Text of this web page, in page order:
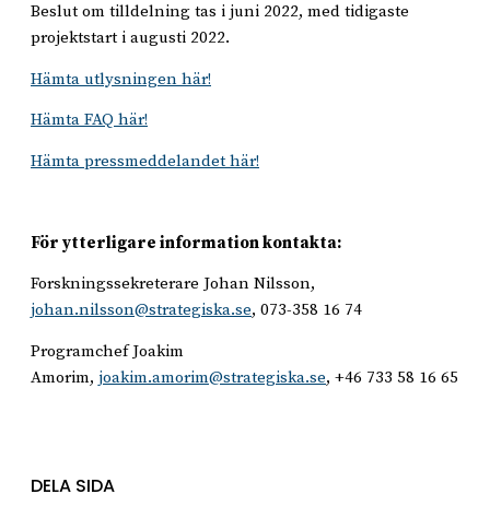
Beslut om tilldelning tas i juni 2022, med tidigaste
projektstart i augusti 2022.
Hämta utlysningen här!
Hämta FAQ här!
Hämta pressmeddelandet här!
För ytterligare information kontakta:
Forskningssekreterare Johan Nilsson,
johan.nilsson@strategiska.se, 073-358 16 74
Programchef Joakim
Amorim, joakim.amorim@strategiska.se, +46 733 58 16 65
DELA SIDA